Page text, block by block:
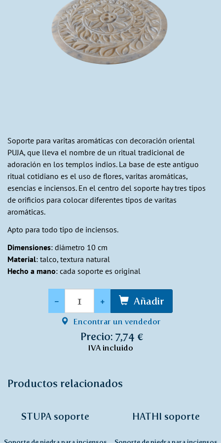
Soporte para varitas aromáticas con decoración oriental
PUJA, que lleva el nombre de un ritual tradicional de
adoración en los templos indios. La base de este antiguo
ritual cotidiano es el uso de flores, varitas aromáticas,
esencias e inciensos. En el centro del soporte hay tres tipos
de orificios para colocar diferentes tipos de varitas
aromáticas.
Apto para todo tipo de inciensos.
Dimensiones: diámetro 10 cm
Material: talco, textura natural
Hecho a mano: cada soporte es original
- + Añadir
Encontrar un vendedor
Precio: 7,74 €
IVA incluido
Productos relacionados
STUPA soporte HATHI soporte